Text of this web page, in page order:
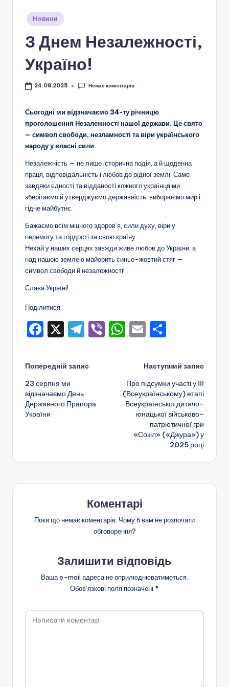
о
н
а
л
ь
о
-
п
а
т
р
і
о
т
и
ч
н
о
г
в
и
х
а
т
о
а
ш
Опубліковано
у
Новини
З Днем Незалежності,
Україно!
24.08.2025 Немає коментарів
Сьогодні ми відзначаємо 34-ту річницю
проголошення Незалежності нашої держави. Це свято
— символ свободи, незламності та віри українського
народу у власні сили.
Незалежність — не лише історична подія, а й щоденна
праця, відповідальність і любов до рідної землі. Саме
завдяки єдності та відданості кожного українця ми
зберігаємо й утверджуємо державність, виборюємо мир і
гідне майбутнє.
Бажаємо всім міцного здоров’я, сили духу, віри у
перемогу та гордості за свою країну.
Нехай у наших серцях завжди живе любов до України, а
над нашою землею майорить синьо-жовтий стяг —
символ свободи й незалежності!
Слава Україні!
Поділитися:
F
c
e
b
o
X
T
e
m
Vi W
ts
A
p
E
ai
l
ді
л
и
т
и
с
я
Навігація
по
запису
Попередній запис
23 серпня ми
відзначаємо День
Державного Прапора
України
Наступний запис
Про підсумки участі у ІІІ
(Всеукраїнському) етапі
Всеукраїнської дитячо-
юнацької військово-
патріотичної гри
«Сокіл» («Джура») у
2025 році
Коментарі
Поки що немає коментарів. Чому б вам не розпочати
обговорення?
Залишити відповідь
Ваша e-mail адреса не оприлюднюватиметься.
Обов’язкові поля позначені *